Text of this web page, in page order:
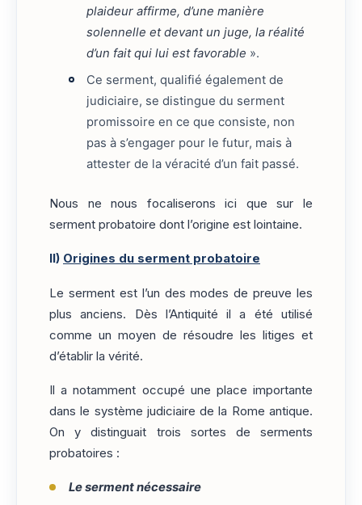
plaideur affirme, d’une manière
solennelle et devant un juge, la réalité
d’un fait qui lui est favorable ».
Ce serment, qualifié également de
judiciaire, se distingue du serment
promissoire en ce que consiste, non
pas à s’engager pour le futur, mais à
attester de la véracité d’un fait passé.
Nous ne nous focaliserons ici que sur le
serment probatoire dont l’origine est lointaine.
II) Origines du serment probatoire
Le serment est l’un des modes de preuve les
plus anciens. Dès l’Antiquité il a été utilisé
comme un moyen de résoudre les litiges et
d’établir la vérité.
Il a notamment occupé une place importante
dans le système judiciaire de la Rome antique.
On y distinguait trois sortes de serments
probatoires :
Le serment nécessaire